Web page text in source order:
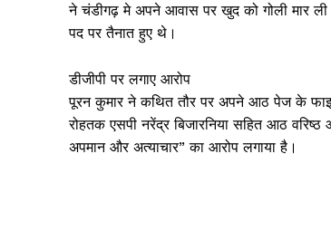
ने चंडीगढ़ मे अपने आवास पर खुद को गोली मार ली
पद पर तैनात हुए थे।
डीजीपी पर लगाए आरोप
पूरन कुमार ने कथित तौर पर अपने आठ पेज के
रोहतक एसपी नरेंद्र बिजारनिया सहित आठ वरिष्ठ
अपमान और अत्याचार” का आरोप लगाया है।